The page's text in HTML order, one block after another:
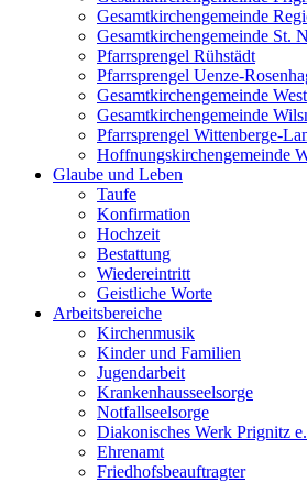
Gesamtkirchengemeinde
Gesamtkirchengemeinde St.
Pfarrsprengel Rühstädt
Pfarrsprengel Uenze-
Gesamtkirchengemeinde
Gesamtkirchengemeinde
Pfarrsprengel Wittenberge-
Hoffnungskirchengemeinde
Glaube und Leben
Taufe
Konfirmation
Hochzeit
Bestattung
Wiedereintritt
Geistliche Worte
Arbeitsbereiche
Kirchenmusik
Kinder und Familien
Jugendarbeit
Krankenhausseelsorge
Notfallseelsorge
Diakonisches Werk Prignitz
Ehrenamt
Friedhofsbeauftragter